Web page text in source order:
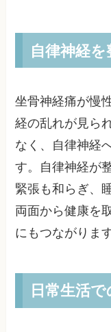
自律神経
坐骨神経痛が慢
経の乱れが見ら
なく、自律神経
す。自律神経が
緊張も和らぎ、
両面から健康を
にもつながります
日常生活